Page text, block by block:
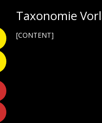
Taxonomie
[CONTENT]